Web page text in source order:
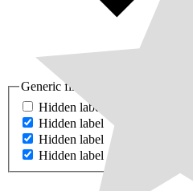
Generic filters
Hidden label
Hidden label
Hidden label
Hidden label